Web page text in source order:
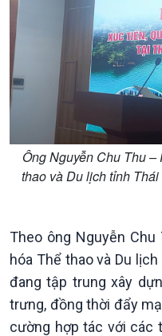
Đảng trong cuộc sống
Nhận diện sự thật
Pháp luật và đời sống
Ông Nguyễn Chu Thu
thao và Du lịch tỉnh
Theo ông Nguyễn
hóa Thể thao và Du
đang tập trung xây
trưng, đồng thời đẩy
cường hợp tác với các